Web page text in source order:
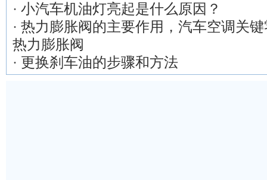
· 小汽车机油灯亮起是什么原因？
· 热力膨胀阀的主要作用，汽车空调关
热力膨胀阀
· 更换刹车油的步骤和方法